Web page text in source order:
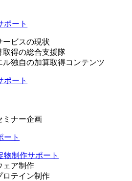
ポート
ービスの現状
取得の総合支援隊
ル独自の加算取得コンテンツ
ポート
ミナー企画
ート
物制作サポート
ェア制作
ロテイン制作